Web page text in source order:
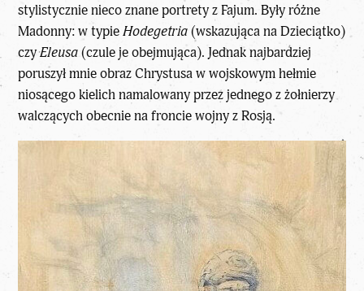
stylistycznie nieco znane portrety z Fajum. Były różne
Madonny: w typieHodegetria(wskazująca na Dzieciątko)
czyEleusa(czule je obejmująca). Jednak najbardziej
poruszył mnie obraz Chrystusa w wojskowym hełmie
niosącego kielich namalowany przez jednego z żołnierzy
walczących obecnie na froncie wojny z Rosją.